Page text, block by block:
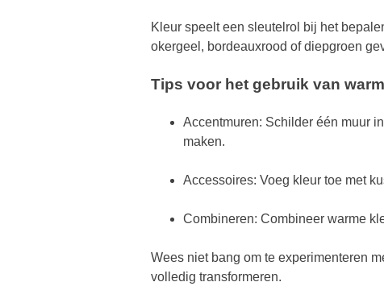
Kleur speelt een sleutelrol bij het
okergeel, bordeauxrood of diepgroen
Tips voor het gebruik van
Accentmuren: Schilder één muur
maken.
Accessoires: Voeg kleur toe met
Combineren: Combineer warme
Wees niet bang om te experimenteren
volledig transformeren.